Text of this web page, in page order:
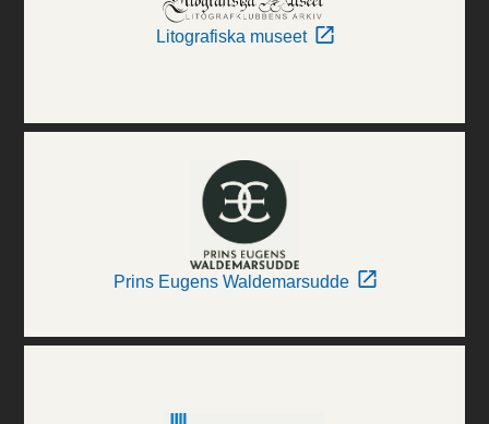
Litografiska museet
Prins Eugens Waldemarsudde